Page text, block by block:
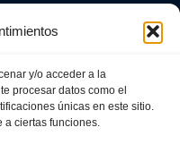
y/o acceder a la
procesar datos como el
únicas en este sitio.
a ciertas funciones.